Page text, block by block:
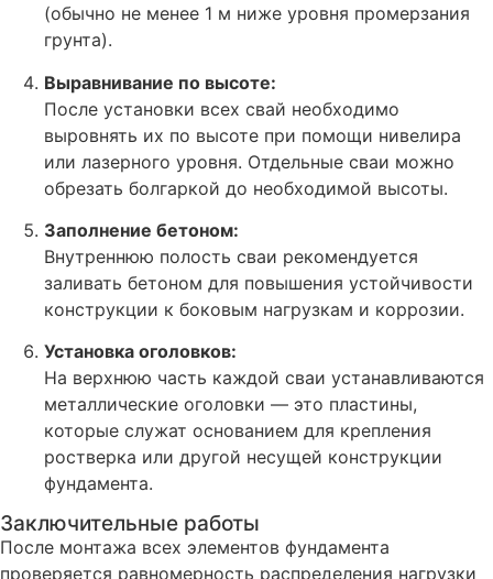
(обычно не менее 1 м ниже уровня промерзания
грунта).
Выравнивание по высоте:
После установки всех свай необходимо
выровнять их по высоте при помощи нивелира
или лазерного уровня. Отдельные сваи можно
обрезать болгаркой до необходимой высоты.
Заполнение бетоном:
Внутреннюю полость сваи рекомендуется
заливать бетоном для повышения устойчивости
конструкции к боковым нагрузкам и коррозии.
Установка оголовков:
На верхнюю часть каждой сваи устанавливаются
металлические оголовки — это пластины,
которые служат основанием для крепления
ростверка или другой несущей конструкции
фундамента.
Заключительные работы
После монтажа всех элементов фундамента
проверяется равномерность распределения нагрузки